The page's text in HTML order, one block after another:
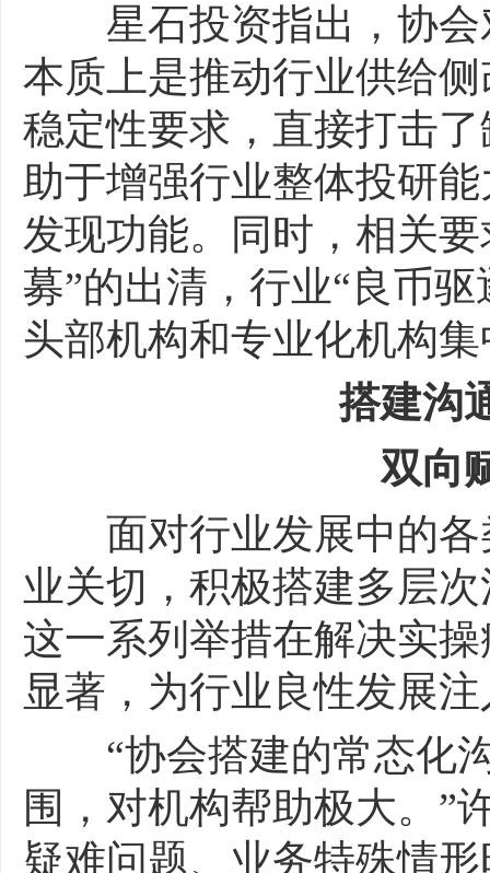
星石投资指出，协会
本质上是推动行业供给
稳定性要求，直接打击
助于增强行业整体投研
发现功能。同时，相关
募”的出清，行业“良币
头部机构和专业化机构
搭建沟通
双向赋
面对行业发展中的各
业关切，积极搭建多层
这一系列举措在解决实
显著，为行业良性发展
“协会搭建的常态化沟
围，对机构帮助极大。”
疑难问题、业务特殊情